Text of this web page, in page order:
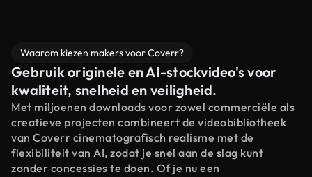
Waarom kiezen makers voor Coverr?
Gebruik originele en AI-stockvideo's voor
kwaliteit, snelheid en veiligheid.
Met miljoenen downloads voor zowel commerciële als
creatieve projecten combineert de videobibliotheek
van Coverr cinematografisch realisme met de
flexibiliteit van AI, zodat je snel aan de slag kunt
zonder concessies te doen. Of je nu een